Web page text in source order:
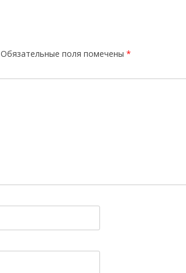
Обязательные поля помечены *